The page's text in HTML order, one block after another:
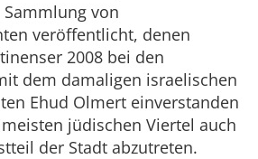
von
veröffentlicht, denen
2008 bei den
dem damaligen israelischen
Ehud Olmert einverstanden
jüdischen Viertel auch
der Stadt abzutreten.